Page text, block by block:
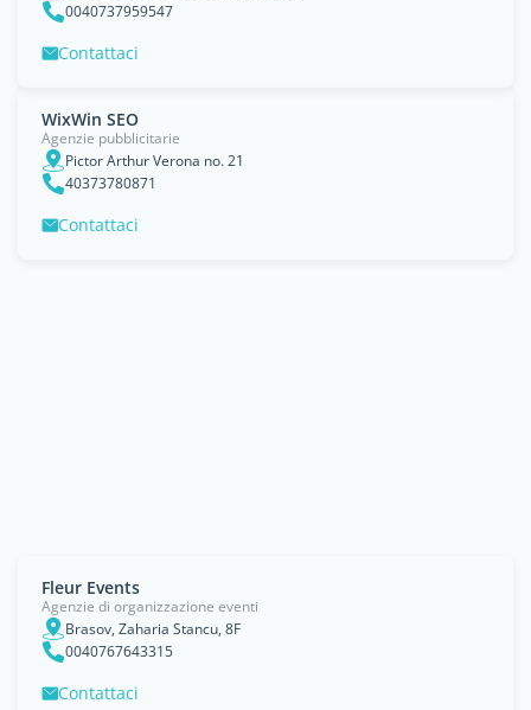
0040737959547
Contattaci
WixWin SEO
Agenzie pubblicitarie
Pictor Arthur Verona no. 21
40373780871
Contattaci
Fleur Events
Agenzie di organizzazione eventi
Brasov, Zaharia Stancu, 8F
0040767643315
Contattaci